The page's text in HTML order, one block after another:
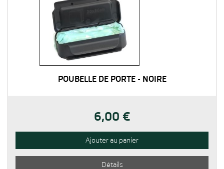
POUBELLE DE PORTE - NOIRE
6,00 €
Ajouter au panier
Détails